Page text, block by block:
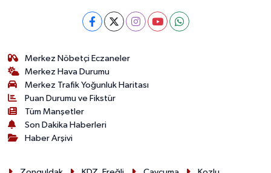
Merkez Nöbetçi Eczaneler
Merkez Hava Durumu
Merkez Trafik Yoğunluk Haritası
Puan Durumu ve Fikstür
Tüm Manşetler
Son Dakika Haberleri
Haber Arşivi